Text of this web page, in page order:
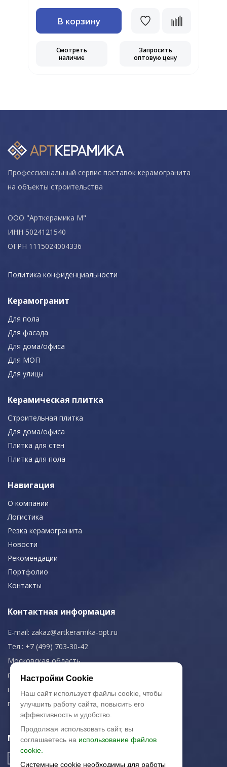
В корзину
Смотреть
наличие
Запросить
оптовую цену
Профессиональный сервис поставок керамогранита
на объекты строительства
ООО "Арткерамика М"
ИНН 5024121540
ОГРН 1115024004336
Политика конфиденциальности
Керамогранит
Для пола
Для фасада
Для дома/офиса
Для МОП
Для улицы
Керамическая плитка
Строительная плитка
Для дома/офиса
Плитка для стен
Плитка для пола
Навигация
О компании
Логистика
Резка керамогранита
Новости
Рекомендации
Портфолио
Контакты
Контактная информация
E-mail: zakaz@artkeramika-opt.ru
Тел.: +7 (499) 703-30-42
Московская область,
г. Красногорск
пн-чт: 09.00-18.00
пт: 09.00-17.00
Мы в соц. сетях
Настройки Cookie
Наш сайт использует файлы cookie, чтобы
улучшить работу сайта, повысить его
эффективность и удобство.
Продолжая использовать сайт, вы
соглашаетесь на использование файлов
cookie.
Системные cookie необходимы для работы